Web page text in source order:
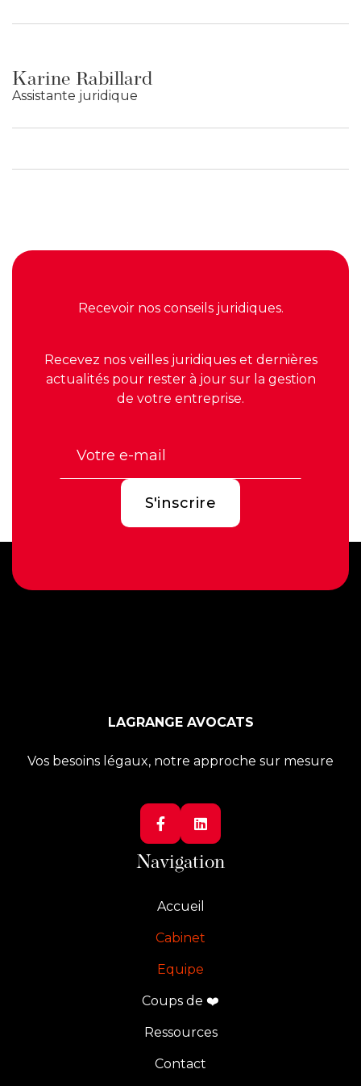
Karine Rabillard
Assistante juridique
Recevoir nos conseils juridiques.
Recevez nos veilles juridiques et dernières
actualités pour rester à jour sur la gestion
de votre entreprise.
LAGRANGE AVOCATS
Vos besoins légaux, notre approche sur mesure
 
Navigation
Accueil
Cabinet
Equipe
Coups de ❤️
Ressources
Contact